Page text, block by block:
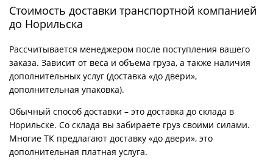
Стоимость доставки транспортной компанией
до Норильска
Рассчитывается менеджером после поступления вашего
заказа. Зависит от веса и объема груза, а также наличия
дополнительных услуг (доставка «до двери»,
дополнительная упаковка).
Обычный способ доставки – это доставка до склада в
Норильске. Со склада вы забираете груз своими силами.
Многие ТК предлагают доставку «до двери», это
дополнительная платная услуга.